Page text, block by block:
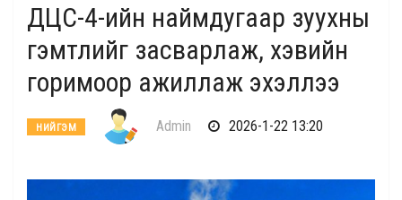
ДЦС-4-ийн наймдугаар зуухны
гэмтлийг засварлаж, хэвийн
горимоор ажиллаж эхэллээ
НИЙГЭМ Admin 2026-1-22 13:20